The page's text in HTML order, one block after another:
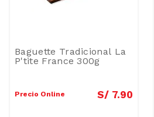
Baguette Tradicional La
P'tite France 300g
Precio Online S/ 7.90